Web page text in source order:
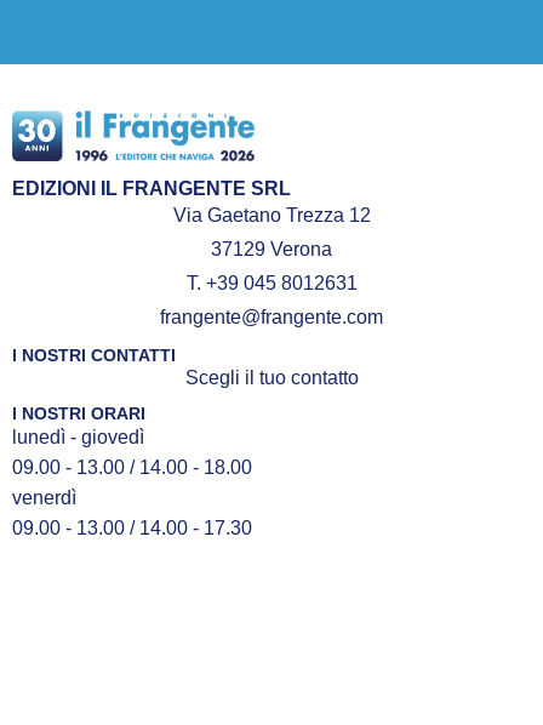
EDIZIONI IL FRANGENTE SRL
Via Gaetano Trezza 12
37129 Verona
T. +39 045 8012631
frangente@frangente.com
I NOSTRI CONTATTI
Scegli il tuo contatto
I NOSTRI ORARI
lunedì - giovedì
09.00 - 13.00 / 14.00 - 18.00
venerdì
09.00 - 13.00 / 14.00 - 17.30